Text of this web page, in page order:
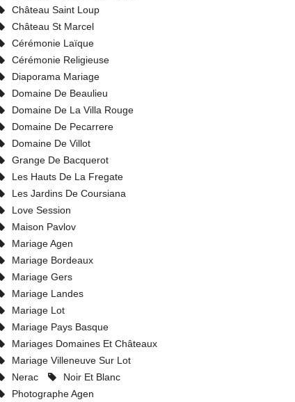
Château Saint Loup
Château St Marcel
Cérémonie Laïque
Cérémonie Religieuse
Diaporama Mariage
Domaine De Beaulieu
Domaine De La Villa Rouge
Domaine De Pecarrere
Domaine De Villot
Grange De Bacquerot
Les Hauts De La Fregate
Les Jardins De Coursiana
Love Session
Maison Pavlov
Mariage Agen
Mariage Bordeaux
Mariage Gers
Mariage Landes
Mariage Lot
Mariage Pays Basque
Mariages Domaines Et Châteaux
Mariage Villeneuve Sur Lot
Nerac
Noir Et Blanc
Photographe Agen